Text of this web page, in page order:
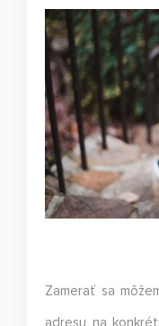
Zamerať sa
adresu na